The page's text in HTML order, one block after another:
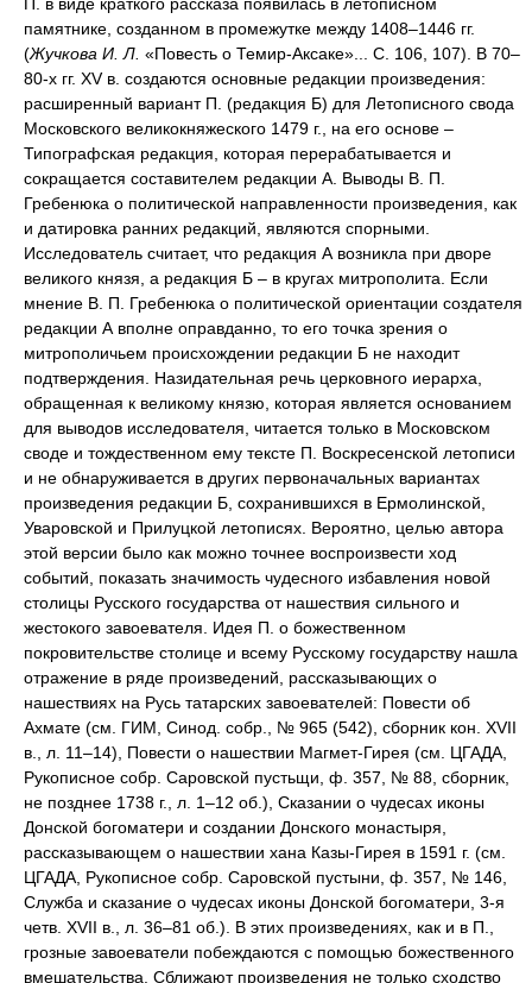
памятнике, созданном в промежутке между 1408–1446 гг.
(Жучкова И. Л. «Повесть о Темир-Аксаке»... С. 106, 107). В 70–
80-х гг. XV в. создаются основные редакции произведения:
расширенный вариант П. (редакция Б) для Летописного свода
Московского великокняжеского 1479 г., на его основе –
Типографская редакция, которая перерабатывается и
сокращается составителем редакции А. Выводы В. П.
Гребенюка о политической направленности произведения, как
и датировка ранних редакций, являются спорными.
Исследователь считает, что редакция А возникла при дворе
великого князя, а редакция Б – в кругах митрополита. Если
мнение В. П. Гребенюка о политической ориентации создателя
редакции А вполне оправданно, то его точка зрения о
митрополичьем происхождении редакции Б не находит
подтверждения. Назидательная речь церковного иерарха,
обращенная к великому князю, которая является основанием
для выводов исследователя, читается только в Московском
своде и тождественном ему тексте П. Воскресенской летописи
и не обнаруживается в других первоначальных вариантах
произведения редакции Б, сохранившихся в Ермолинской,
Уваровской и Прилуцкой летописях. Вероятно, целью автора
этой версии было как можно точнее воспроизвести ход
событий, показать значимость чудесного избавления новой
столицы Русского государства от нашествия сильного и
жестокого завоевателя. Идея П. о божественном
покровительстве столице и всему Русскому государству нашла
отражение в ряде произведений, рассказывающих о
нашествиях на Русь татарских завоевателей: Повести об
Ахмате (см. ГИМ, Синод. собр., № 965 (542), сборник кон. XVII
в., л. 11–14), Повести о нашествии Магмет-Гирея (см. ЦГАДА,
Рукописное собр. Саровской пустьщи, ф. 357, № 88, сборник,
не позднее 1738 г., л. 1–12 об.), Сказании о чудесах иконы
Донской богоматери и создании Донского монастыря,
рассказывающем о нашествии хана Казы-Гирея в 1591 г. (см.
ЦГАДА, Рукописное собр. Саровской пустыни, ф. 357, № 146,
Служба и сказание о чудесах иконы Донской богоматери, 3-я
четв. XVII в., л. 36–81 об.). В этих произведениях, как и в П.,
грозные завоеватели побеждаются с помощью божественного
вмешательства. Сближают произведения не только сходство